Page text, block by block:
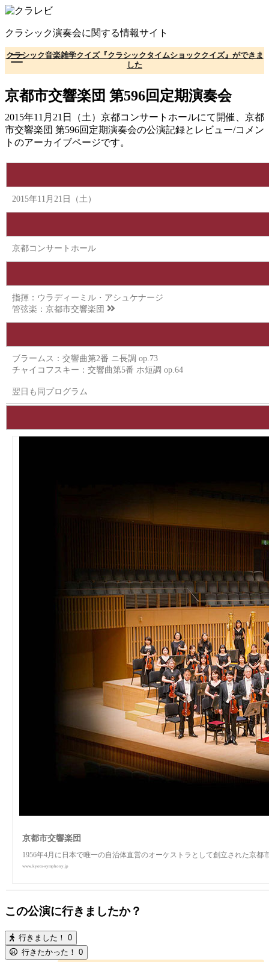
コ
テ
ン
ツ
へ
移
動
クラシック演奏会に関する情報サイト
クラシック音楽雑学クイズ『クラシックタイムショッククイズ』ができま
した
京都市交響楽団 第596回定期演奏会
2015年11月21日（土）京都コンサートホールにて開催、京都
市交響楽団 第596回定期演奏会の公演記録とレビュー/コメン
トのアーカイブページです。
2015年11月21日（土）
京都コンサートホール
指揮：ウラディーミル・アシュケナージ
管弦楽： 京都市交響楽団
ブラームス：交響曲第2番 ニ長調 op.73
チャイコフスキー：交響曲第5番 ホ短調 op.64
翌日も同プログラム
京都市交響楽団
1956年4月に日本で唯一の自治体直営のオーケストラとして創立された京都
www.kyoto-symphony.jp
この公演に行きましたか？
行きました！ 0
行きたかった！ 0